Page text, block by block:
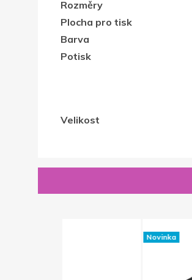
Rozměry
Plocha pro tisk
Barva
Potisk
Velikost